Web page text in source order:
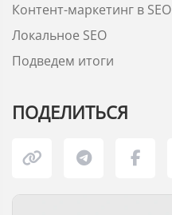
Контент-маркетинг в SEO
Локальное SEO
Подведем итоги
ПОДЕЛИТЬСЯ